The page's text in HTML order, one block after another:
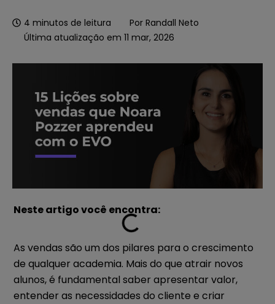
4 minutos de leitura Por Randall Neto
Última atualização em 11 mar, 2026
Neste artigo você encontra:
As vendas são um dos pilares para o crescimento
de qualquer academia. Mais do que atrair novos
alunos, é fundamental saber apresentar valor,
entender as necessidades do cliente e criar